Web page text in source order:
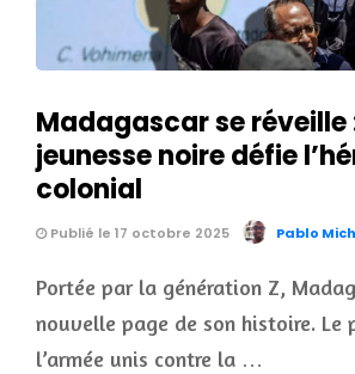
Madagascar se réveille
jeunesse noire défie
colonial
Publié le 17 octobre 2025 Pablo
Portée par la génération Z,
nouvelle page de son histoire. Le
l’armée unis contre la …